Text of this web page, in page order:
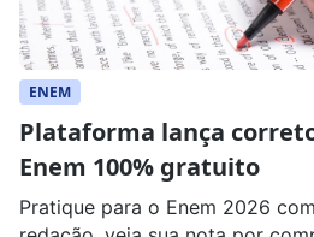
ENEM
Plataforma lança
Enem 100% gratuito
Pratique para o Enem 2026